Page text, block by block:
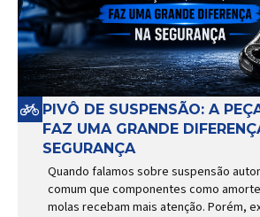
PIVÔ DE SUSPENSÃO: A
FAZ UMA GRANDE
SEGURANÇA
Quando falamos sobre suspensão
comum que componentes como
molas recebam mais atenção. Porém,